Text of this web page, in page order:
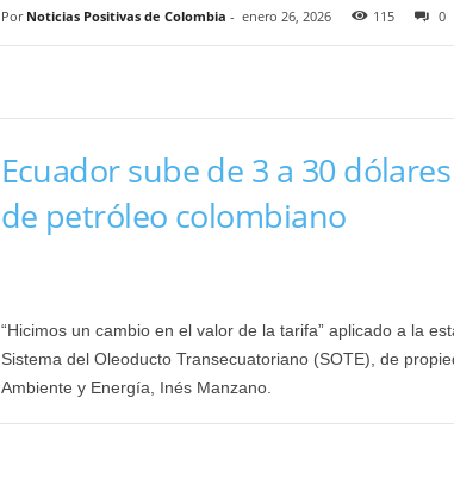
Por Noticias Positivas de Colombia - enero 26, 2026 115 0
Ecuador sube de 3 a 30
de petróleo colombiano
“Hicimos un cambio en el valor de la tarifa” aplicado a la
Sistema del Oleoducto Transecuatoriano (SOTE), de
Ambiente y Energía, Inés Manzano.